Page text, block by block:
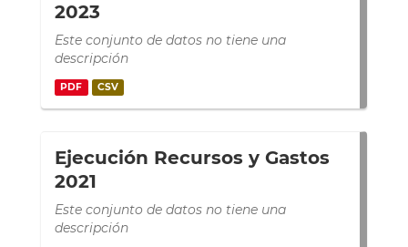
2023
Este conjunto de datos no tiene una
descripción
PDF CSV
Ejecución Recursos y Gastos
2021
Este conjunto de datos no tiene una
descripción